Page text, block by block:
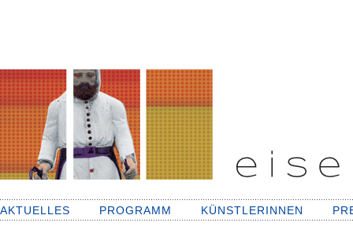
AKTUELLES PROGRAMM KÜNSTLERINNEN